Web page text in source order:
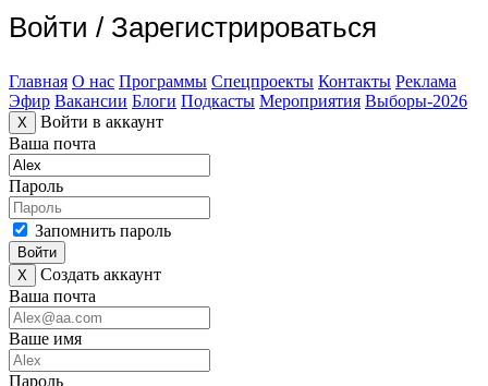
Войти / Зарегистрироваться
Главная О нас Программы Спецпроекты Контакты Реклама
Эфир Вакансии Блоги Подкасты Мероприятия Выборы-2026
X
Войти в аккаунт
Ваша почта
Пароль
Запомнить пароль
Войти
X
Создать аккаунт
Ваша почта
Ваше имя
Пароль